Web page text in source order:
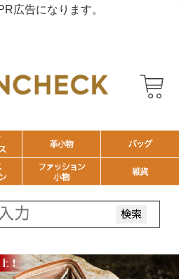
広告になります。